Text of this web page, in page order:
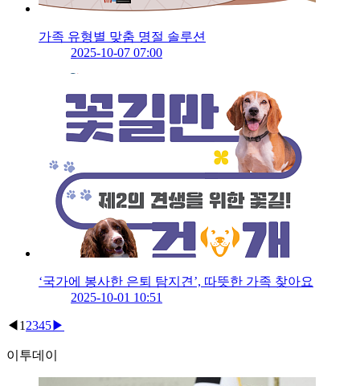
가족 유형별 맞춤 명절 솔루션
2025-10-07 07:00
‘국가에 봉사한 은퇴 탐지견’, 따뜻한 가족 찾아요
2025-10-01 10:51
◀ 1 2345▶
이투데이